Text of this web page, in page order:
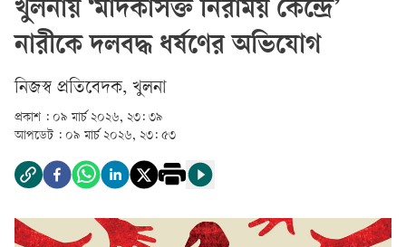
খুলনায় ‘মাদকাসক্ত নিরাময় কেন্দ্রে’
নারীকে দলবদ্ধ ধর্ষণের অভিযোগ
নিজস্ব প্রতিবেদক, খুলনা
প্রকাশ : ০৯ মার্চ ২০২৬, ২৩: ৩৯
আপডেট : ০৯ মার্চ ২০২৬, ২৩: ৫৩